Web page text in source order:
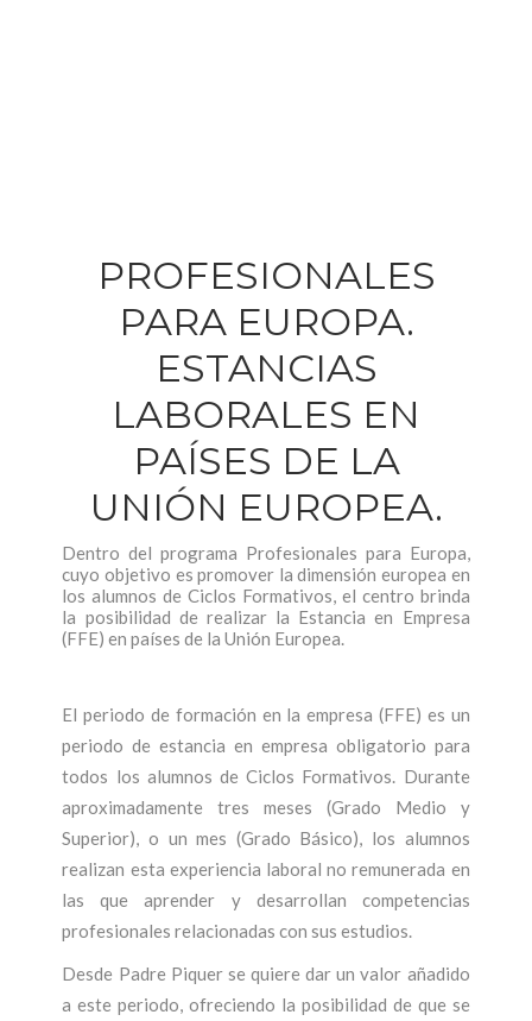
PROFESIONALES
PARA EUROPA.
ESTANCIAS
LABORALES EN
PAÍSES DE LA
UNIÓN EUROPEA.
Dentro del programa Profesionales para Europa,
cuyo objetivo es promover la dimensión europea en
los alumnos de Ciclos Formativos, el centro brinda
la posibilidad de realizar la Estancia en Empresa
(FFE) en países de la Unión Europea.
El periodo de formación en la empresa (FFE) es un
periodo de estancia en empresa obligatorio para
todos los alumnos de Ciclos Formativos. Durante
aproximadamente tres meses (Grado Medio y
Superior), o un mes (Grado Básico), los alumnos
realizan esta experiencia laboral no remunerada en
las que aprender y desarrollan competencias
profesionales relacionadas con sus estudios.
Desde Padre Piquer se quiere dar un valor añadido
a este periodo, ofreciendo la posibilidad de que se